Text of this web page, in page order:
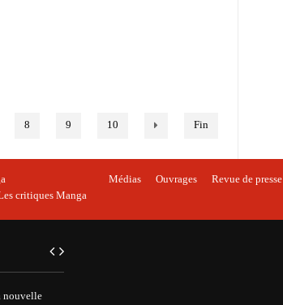
8 9 10 Fin
critiques Manga
Médias Ouvrages Revue de presse
nouvelle